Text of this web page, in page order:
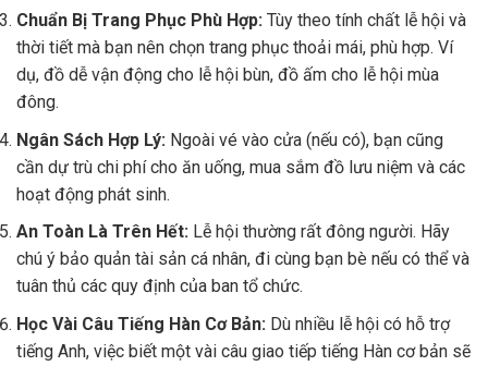
Chuẩn Bị Trang Phục Phù Hợp: Tùy theo tính chất lễ hội và
thời tiết mà bạn nên chọn trang phục thoải mái, phù hợp. Ví
dụ, đồ dễ vận động cho lễ hội bùn, đồ ấm cho lễ hội mùa
đông.
Ngân Sách Hợp Lý: Ngoài vé vào cửa (nếu có), bạn cũng
cần dự trù chi phí cho ăn uống, mua sắm đồ lưu niệm và các
hoạt động phát sinh.
An Toàn Là Trên Hết: Lễ hội thường rất đông người. Hãy
chú ý bảo quản tài sản cá nhân, đi cùng bạn bè nếu có thể và
tuân thủ các quy định của ban tổ chức.
Học Vài Câu Tiếng Hàn Cơ Bản: Dù nhiều lễ hội có hỗ trợ
tiếng Anh, việc biết một vài câu giao tiếp tiếng Hàn cơ bản sẽ